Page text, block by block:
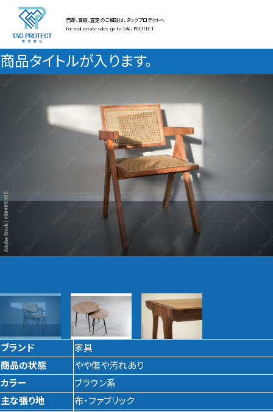
売却、買取、査定のご相談は、タッグプロテクトへ
For real estate sales, go to TAG PROTECT
商品タイトルが入ります。
ブランド
家具
商品の状態
やや傷や汚れあり
カラー
ブラウン系
主な張り地
布・ファブリック